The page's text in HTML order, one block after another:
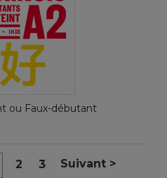
ou Faux-débutant
2 3 Suivant >